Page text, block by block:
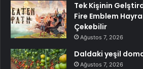
Tek Kişinin
Fire Emblem
Çekebilir
Ağustos 7, 2026
Daldaki yeşil
Ağustos 7, 2026